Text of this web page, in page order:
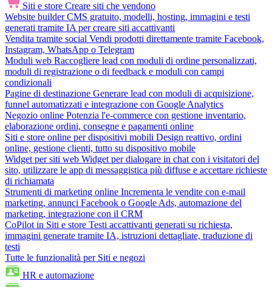
Siti e store Creare siti che vendono
Website builder CMS gratuito, modelli, hosting, immagini e testi
generati tramite IA per creare siti accattivanti
Vendita tramite social Vendi prodotti direttamente tramite Facebook,
Instagram, WhatsApp o Telegram
Moduli web Raccogliere lead con moduli di ordine personalizzati,
moduli di registrazione o di feedback e moduli con campi
condizionali
Pagine di destinazione Generare lead con moduli di acquisizione,
funnel automatizzati e integrazione con Google Analytics
Negozio online Potenzia l'e-commerce con gestione inventario,
elaborazione ordini, consegne e pagamenti online
Siti e store online per dispositivi mobili Design reattivo, ordini
online, gestione clienti, tutto su dispositivo mobile
Widget per siti web Widget per dialogare in chat con i visitatori del
sito, utilizzare le app di messaggistica più diffuse e accettare richieste
di richiamata
Strumenti di marketing online Incrementa le vendite con e-mail
marketing, annunci Facebook o Google Ads, automazione del
marketing, integrazione con il CRM
CoPilot in Siti e store Testi accattivanti generati su richiesta,
immagini generate tramite IA, istruzioni dettagliate, traduzione di
testi
Tutte le funzionalità per Siti e negozi
HR e automazione